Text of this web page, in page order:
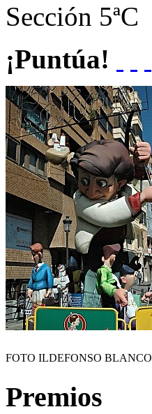
Sección 5ªC
¡Puntúa!
FOTO ILDEFONSO BLANCO
Premios